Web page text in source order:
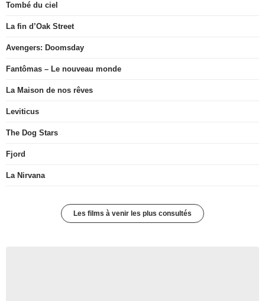
Tombé du ciel
La fin d’Oak Street
Avengers: Doomsday
Fantômas – Le nouveau monde
La Maison de nos rêves
Leviticus
The Dog Stars
Fjord
La Nirvana
Les films à venir les plus consultés